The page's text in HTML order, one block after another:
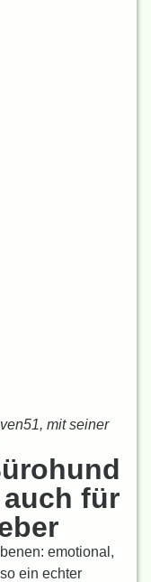
mit seiner
für
emotional,
ein echter